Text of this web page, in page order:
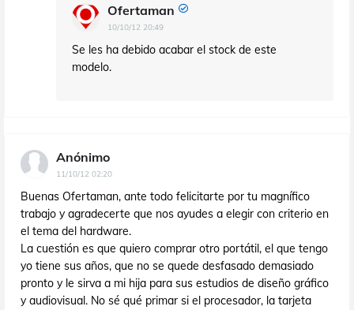
Ofertaman
10/10/12 20:49
Se les ha debido acabar el stock de este
modelo.
Anónimo
11/10/12 02:20
Buenas Ofertaman, ante todo felicitarte por tu magnífico
trabajo y agradecerte que nos ayudes a elegir con criterio en
el tema del hardware.
La cuestión es que quiero comprar otro portátil, el que tengo
yo tiene sus años, que no se quede desfasado demasiado
pronto y le sirva a mi hija para sus estudios de diseño gráfico
y audiovisual. No sé qué primar si el procesador, la tarjeta